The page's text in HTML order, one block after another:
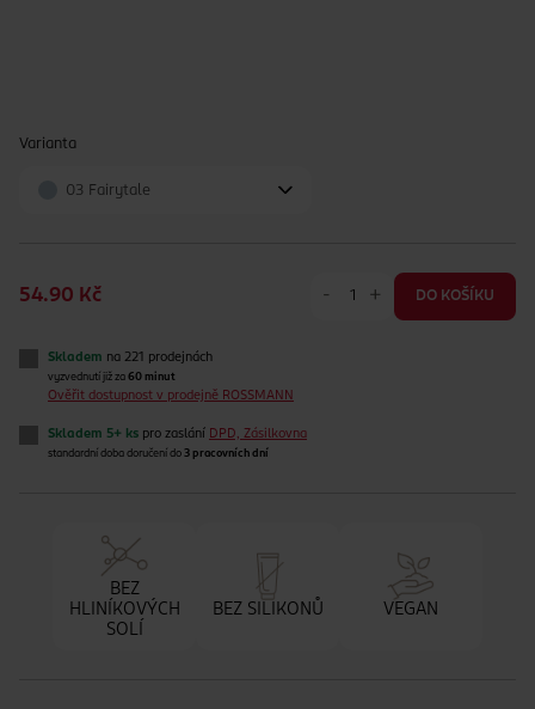
Varianta
03 Fairytale
54.90 Kč - + DO KOŠÍKU
Skladem na 221 prodejnách
vyzvednutí již za 60 minut
Ověřit dostupnost v prodejně ROSSMANN
Skladem 5+ ks pro zaslání DPD, Zásilkovna
standardní doba doručení do 3 pracovních dní
BEZ
HLINÍKOVÝCH
SOLÍ
BEZ SILIKONŮ VEGAN